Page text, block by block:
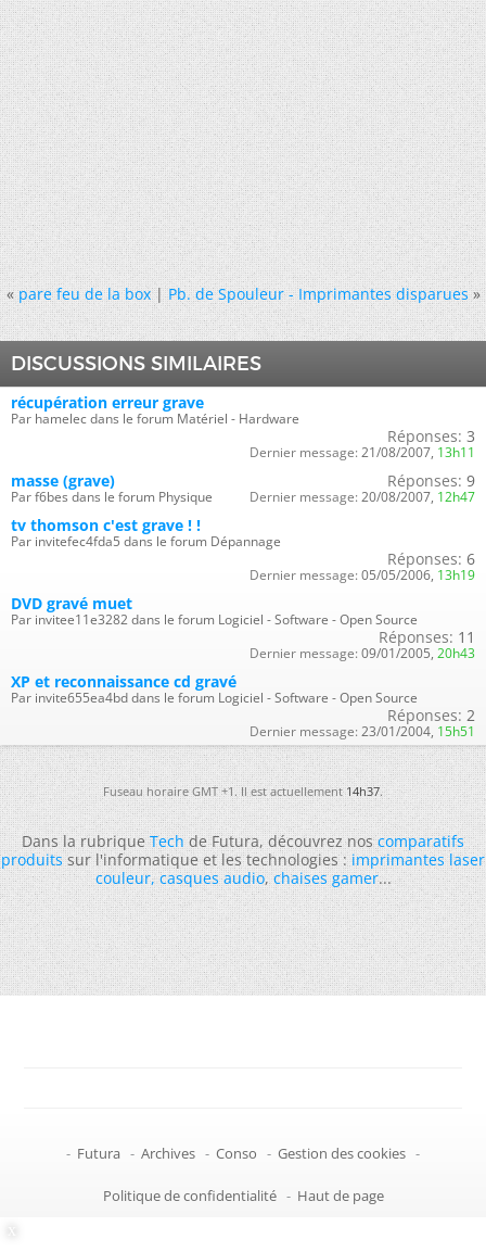
« pare feu de la box|Pb. de Spouleur - Imprimantes disparues »
DISCUSSIONS SIMILAIRES
récupération erreur grave
Par hamelec dans le forum Matériel - Hardware
Réponses: 3
Dernier message: 21/08/2007, 13h11
masse (grave)
Par f6bes dans le forum Physique
Réponses: 9
Dernier message: 20/08/2007, 12h47
tv thomson c'est grave ! !
Par invitefec4fda5 dans le forum Dépannage
Réponses: 6
Dernier message: 05/05/2006, 13h19
DVD gravé muet
Par invitee11e3282 dans le forum Logiciel - Software - Open Source
Réponses: 11
Dernier message: 09/01/2005, 20h43
XP et reconnaissance cd gravé
Par invite655ea4bd dans le forum Logiciel - Software - Open Source
Réponses: 2
Dernier message: 23/01/2004, 15h51
Fuseau horaire GMT +1. Il est actuellement14h37.
Dans la rubriqueTechde Futura, découvrez noscomparatifs
produitssur l'informatique et les technologies :imprimantes laser
couleur,casques audio,chaises gamer...
- Futura - Archives - Conso - Gestion des cookies -
Politique de confidentialité - Haut de page